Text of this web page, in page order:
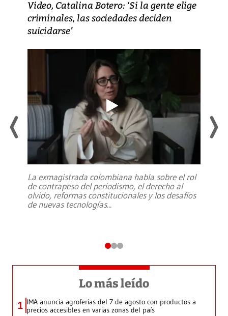
Video, Catalina Botero: ‘Si la gente elige
criminales, las sociedades deciden
suicidarse’
La exmagistrada colombiana habla sobre el rol
de contrapeso del periodismo, el derecho al
olvido, reformas constitucionales y los desafíos
de nuevas tecnologías...
Lo más leído
1 IMA anuncia agroferias del 7 de agosto con productos a
precios accesibles en varias zonas del país